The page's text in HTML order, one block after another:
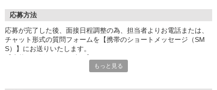
応募方法
応募が完了した後、面接日程調整の為、担当者よりお電話または、
チャット形式の質問フォームを【携帯のショートメッセージ（SM
S）】にお送りいたします。
1.応募…Webもしくはお電話より応募ください。
もっと見る